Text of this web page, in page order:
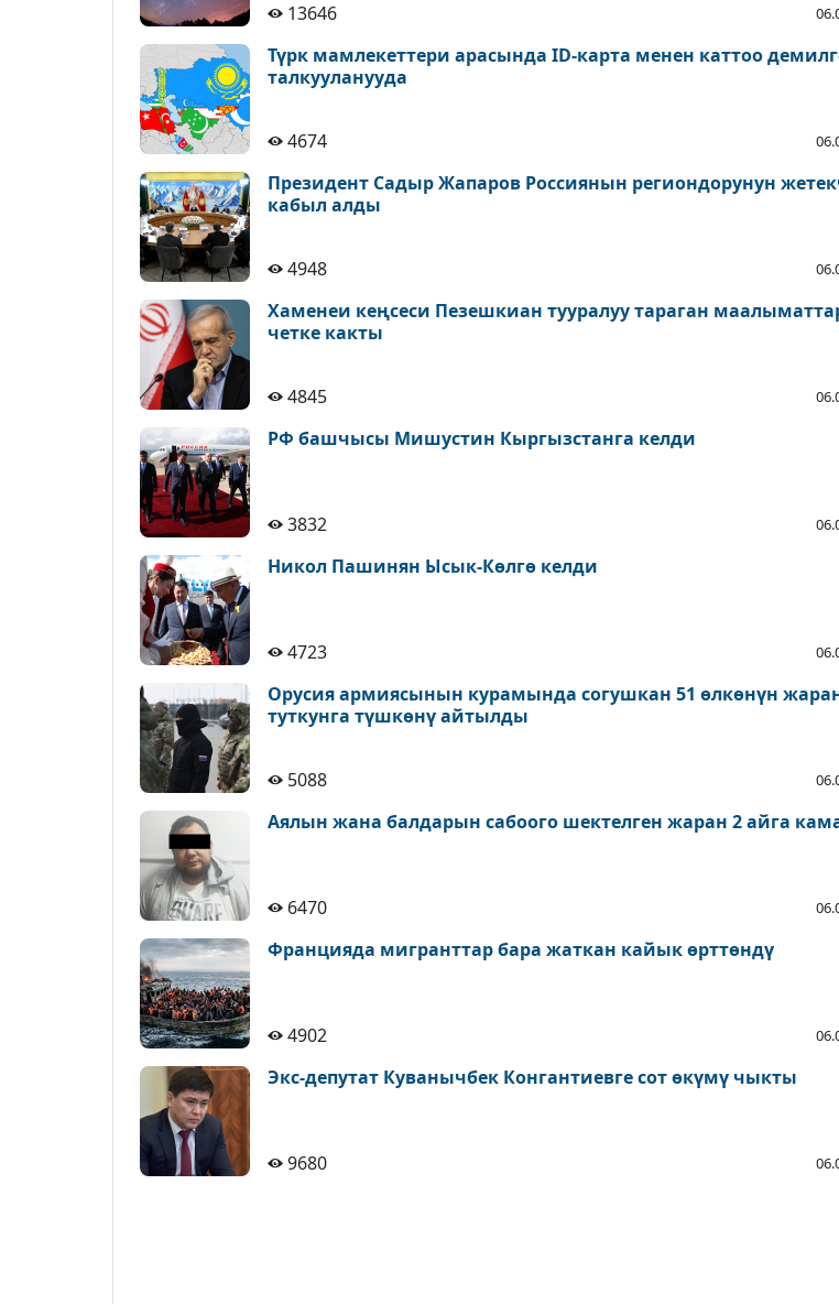
13646
Түрк мамлекеттери арасында ID-карта менен каттоо
талкууланууда
4674
Президент Садыр Жапаров Россиянын региондорунун
кабыл алды
4948
Хаменеи кеңсеси Пезешкиан тууралуу тараган
четке какты
4845
РФ башчысы Мишустин Кыргызстанга келди
3832
Никол Пашинян Ысык-Көлгө келди
4723
Орусия армиясынын курамында согушкан 51 өлкөнүн
туткунга түшкөнү айтылды
5088
Аялын жана балдарын сабоого шектелген жаран 2 айга
6470
Францияда мигранттар бара жаткан кайык өрттөндү
4902
Экс-депутат Куванычбек Конгантиевге сот өкүмү чыкты
9680